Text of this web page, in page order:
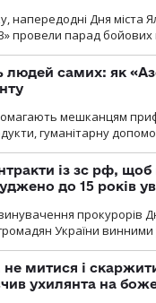
напередодні Дня міста
провели парад
людей самих: як
мешканцям
гуманітарну
із зс рф,
до 15 років
прокурорів
України винними
митися і
ухилянта на